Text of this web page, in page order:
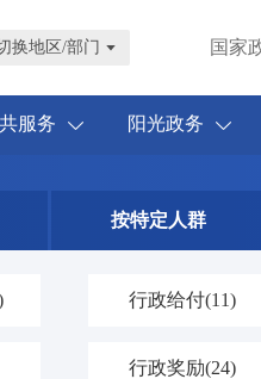
换地区/部门 国家
服务 阳光政务
按特定人群
行政给付(11)
行政奖励(24)